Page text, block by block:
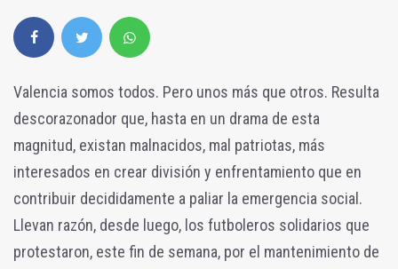
Valencia somos todos. Pero unos más que otros. Resulta
descorazonador que, hasta en un drama de esta
magnitud, existan malnacidos, mal patriotas, más
interesados en crear división y enfrentamiento que en
contribuir decididamente a paliar la emergencia social.
Llevan razón, desde luego, los futboleros solidarios que
protestaron, este fin de semana, por el mantenimiento de